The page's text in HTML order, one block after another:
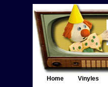
Home Vinyles